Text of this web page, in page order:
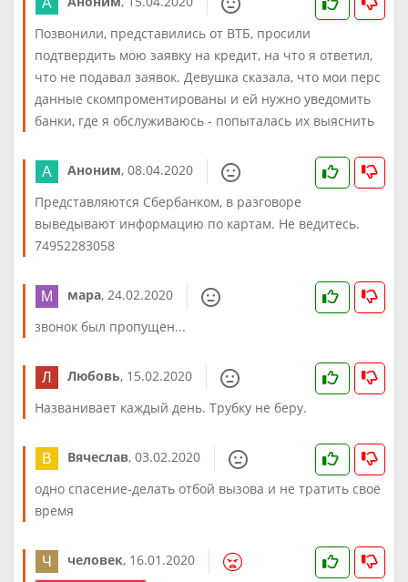
Позвонили, представились от ВТБ, просили
подтвердить мою заявку на кредит, на что я ответил,
что не подавал заявок. Девушка сказала, что мои перс
данные скомпроментированы и ей нужно уведомить
банки, где я обслуживаюсь - попыталась их выяснить
Аноним, 08.04.2020
Представляются Сбербанком, в разговоре
выведывают информацию по картам. Не ведитесь.
74952283058
мара, 24.02.2020
звонок был пропущен...
Любовь, 15.02.2020
Названивает каждый день. Трубку не беру.
Вячеслав, 03.02.2020
одно спасение-делать отбой вызова и не тратить своё
время
человек, 16.01.2020